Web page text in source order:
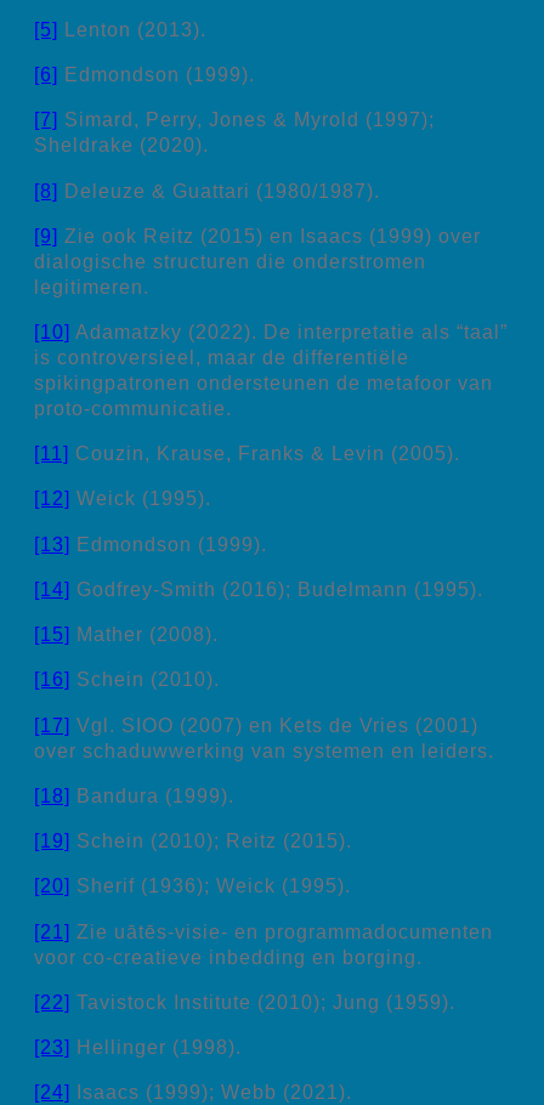
[5] Lenton (2013).
[6] Edmondson (1999).
[7] Simard, Perry, Jones & Myrold (1997);
Sheldrake (2020).
[8] Deleuze & Guattari (1980/1987).
[9] Zie ook Reitz (2015) en Isaacs (1999) over
dialogische structuren die onderstromen
legitimeren.
[10] Adamatzky (2022). De interpretatie als “taal”
is controversieel, maar de differentiële
spikingpatronen ondersteunen de metafoor van
proto-communicatie.
[11] Couzin, Krause, Franks & Levin (2005).
[12] Weick (1995).
[13] Edmondson (1999).
[14] Godfrey-Smith (2016); Budelmann (1995).
[15] Mather (2008).
[16] Schein (2010).
[17] Vgl. SIOO (2007) en Kets de Vries (2001)
over schaduwwerking van systemen en leiders.
[18] Bandura (1999).
[19] Schein (2010); Reitz (2015).
[20] Sherif (1936); Weick (1995).
[21] Zie uātēs-visie- en programmadocumenten
voor co-creatieve inbedding en borging.
[22] Tavistock Institute (2010); Jung (1959).
[23] Hellinger (1998).
[24] Isaacs (1999); Webb (2021).